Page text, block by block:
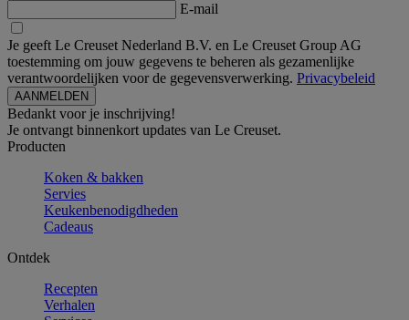
E-mail
Je geeft Le Creuset Nederland B.V. en Le Creuset Group AG
toestemming om jouw gegevens te beheren als gezamenlijke
verantwoordelijken voor de gegevensverwerking. Privacybeleid
Bedankt voor je inschrijving!
Je ontvangt binnenkort updates van Le Creuset.
Producten
Koken & bakken
Servies
Keukenbenodigdheden
Cadeaus
Ontdek
Recepten
Verhalen